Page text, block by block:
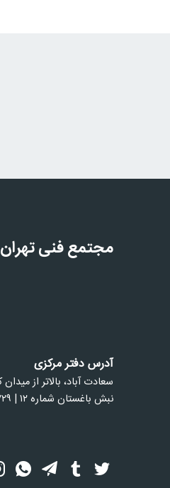
مجتمع فنی تهران
آدرس دفتر مرکزی
سعادت آباد، بالاتر از
نبش باغستان شماره ۱۲ | ۲۷۲۹ ۰۲۱